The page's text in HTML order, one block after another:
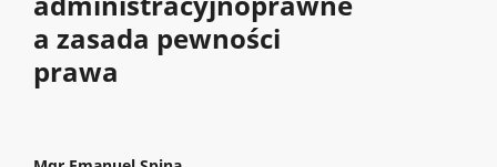
a zasada pewności
prawa